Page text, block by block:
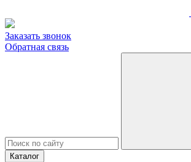
Заказать звонок
Обратная связь
Каталог